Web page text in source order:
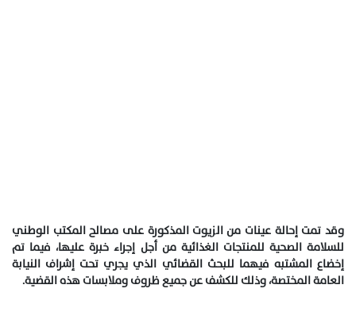
وقد تمت إحالة عينات من الزيوت المذكورة على مصالح المكتب الوطني
للسلامة الصحية للمنتجات الغذائية من أجل إجراء خبرة عليها، فيما تم
إخضاع المشتبه فيهما للبحث القضائي الذي يجري تحت إشراف النيابة
العامة المختصة، وذلك للكشف عن جميع ظروف وملابسات هذه القضية.